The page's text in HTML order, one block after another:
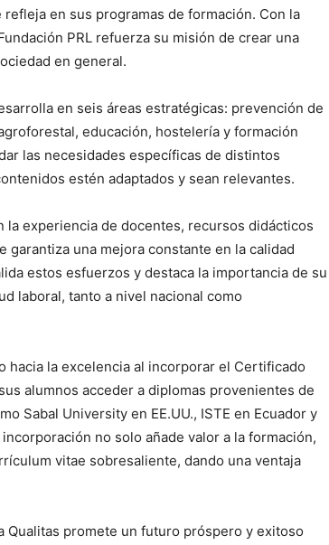
en sus programas de formación. Con la
PRL refuerza su misión de crear una
en general.
en seis áreas estratégicas: prevención de
educación, hostelería y formación
las necesidades específicas de distintos
estén adaptados y sean relevantes.
la experiencia de docentes, recursos didácticos
una mejora constante en la calidad
estos esfuerzos y destaca la importancia de su
laboral, tanto a nivel nacional como
hacia la excelencia al incorporar el Certificado
alumnos acceder a diplomas provenientes de
Sabal University en EE.UU., ISTE en Ecuador y
no solo añade valor a la formación,
vitae sobresaliente, dando una ventaja
Qualitas promete un futuro próspero y exitoso